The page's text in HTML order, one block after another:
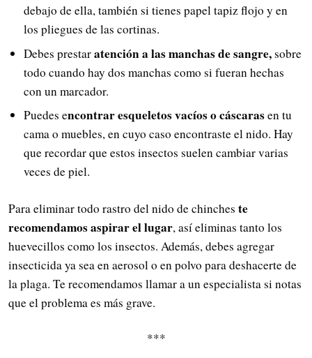
debajo de ella, también si tienes papel tapiz flojo y en
los pliegues de las cortinas.
Debes prestaratención a las manchas de sangre,sobre
todo cuando hay dos manchas como si fueran hechas
con un marcador.
Puedes encontrar esqueletos vacíos o cáscarasen tu
cama o muebles, en cuyo caso encontraste el nido. Hay
que recordar que estos insectos suelen cambiar varias
veces de piel.
Para eliminar todo rastro del nido de chinches te
recomendamos aspirar el lugar, así eliminas tanto los
huevecillos como los insectos. Además, debes agregar
insecticida ya sea en aerosol o en polvo para deshacerte de
la plaga. Te recomendamos llamar a un especialista si notas
que el problema es más grave.
***